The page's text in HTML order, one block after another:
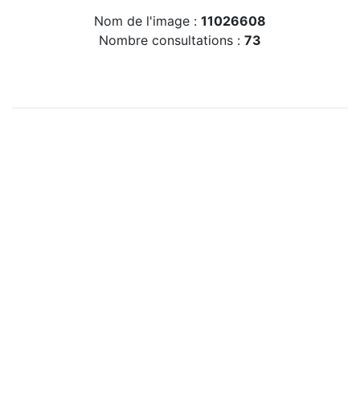
Nom de l'image : 11026608
Nombre consultations : 73